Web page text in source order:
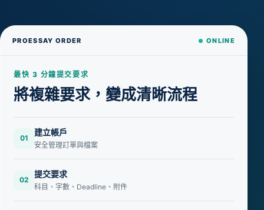
PROESSAY ORDER ONLINE
最快 3 分鐘提交要求
將複雜要求，變成清晰流程
01
建立帳戶
安全管理訂單與檔案
02
提交要求
科目、字數、Deadline、附件